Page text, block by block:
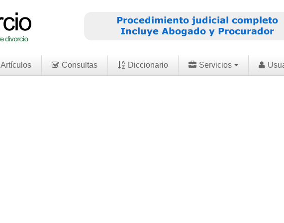
Artículos Consultas Diccionario Servicios